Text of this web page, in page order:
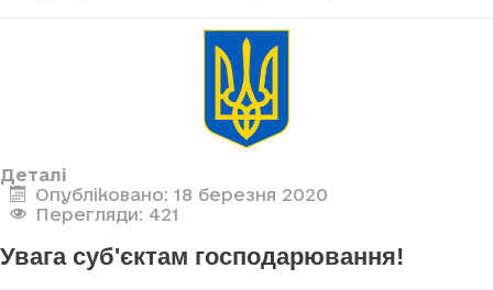
Деталі
Опубліковано: 18 березня 2020
Перегляди: 421
Увага суб'єктам господарювання!